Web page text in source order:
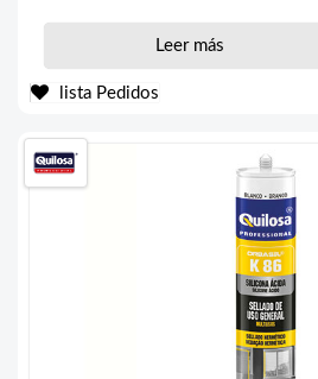
Leer más
lista Pedidos